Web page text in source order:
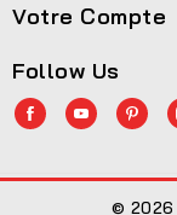
Votre Compte
Follow Us
© 2026